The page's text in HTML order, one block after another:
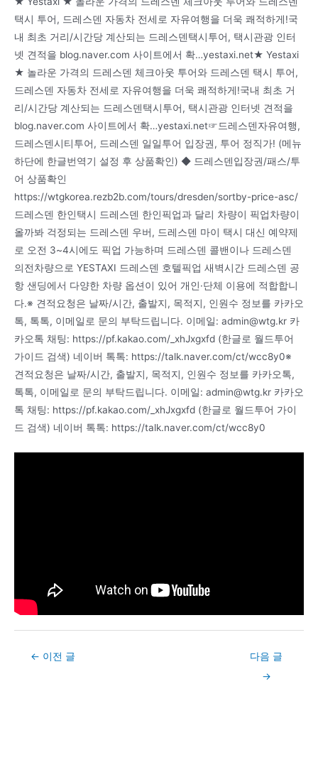
택시 투어, 드레스덴 자동차 전세로 자유여행을 더욱 쾌적하게!국
내 최초 거리/시간당 계산되는 드레스덴택시투어, 택시관광 인터
넷 견적을 blog.naver.com 사이트에서 확…yestaxi.net★ Yestaxi
★ 놀라운 가격의 드레스덴 체크아웃 투어와 드레스덴 택시 투어,
드레스덴 자동차 전세로 자유여행을 더욱 쾌적하게!국내 최초 거
리/시간당 계산되는 드레스덴택시투어, 택시관광 인터넷 견적을
blog.naver.com 사이트에서 확…yestaxi.net☞드레스덴자유여행,
드레스덴시티투어, 드레스덴 일일투어 입장권, 투어 정직가! (메뉴
하단에 한글번역기 설정 후 상품확인) ◆ 드레스덴입장권/패스/투
어 상품확인
https://wtgkorea.rezb2b.com/tours/dresden/sortby-price-asc/
드레스덴 한인택시 드레스덴 한인픽업과 달리 차량이 픽업차량이
올까봐 걱정되는 드레스덴 우버, 드레스덴 마이 택시 대신 예약제
로 오전 3~4시에도 픽업 가능하며 드레스덴 콜밴이나 드레스덴
의전차량으로 YESTAXI 드레스덴 호텔픽업 새벽시간 드레스덴 공
항 샌딩에서 다양한 차량 옵션이 있어 개인·단체 이용에 적합합니
다.※ 견적요청은 날짜/시간, 출발지, 목적지, 인원수 정보를 카카오
톡, 톡톡, 이메일로 문의 부탁드립니다. 이메일: admin@wtg.kr 카
카오톡 채팅: https://pf.kakao.com/_xhJxgxfd (한글로 월드투어
가이드 검색) 네이버 톡톡: https://talk.naver.com/ct/wcc8y0※
견적요청은 날짜/시간, 출발지, 목적지, 인원수 정보를 카카오톡,
톡톡, 이메일로 문의 부탁드립니다. 이메일: admin@wtg.kr 카카오
톡 채팅: https://pf.kakao.com/_xhJxgxfd (한글로 월드투어 가이
드 검색) 네이버 톡톡: https://talk.naver.com/ct/wcc8y0
Post← 이전 글
다음 글
→